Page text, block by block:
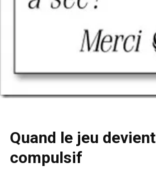
Quand le jeu devient
compulsif